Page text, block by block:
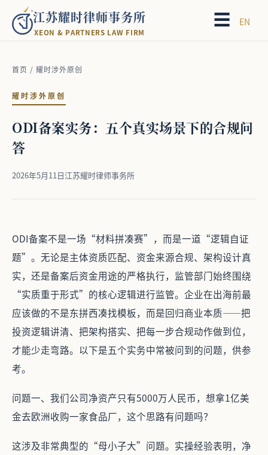
江苏耀时律师事务所
XEON & PARTNERS LAW FIRM
☰ EN
首页 / 耀时涉外原创
耀时涉外原创
ODI备案实务：五个真实场景下的合规问
答
2026年5月11日江苏耀时律师事务所
ODI备案不是一场“材料拼凑赛”，而是一道“逻辑自证
题”。无论是主体资质匹配、资金来源合规、架构设计真
实，还是备案后资金用途的严格执行，监管部门始终围绕
“实质重于形式”的核心逻辑进行监管。企业在出海前最
应该做的不是东拼西凑找模板，而是回归商业本质——把
投资逻辑讲清、把架构搭实、把每一步合规动作做到位，
才能少走弯路。以下是五个实务中常被问到的问题，供参
考。
问题一、我们公司净资产只有5000万人民币，想拿1亿美
金去欧洲收购一家食品厂，这个思路有问题吗？
这涉及非常典型的“母小子大”问题。实操经验表明，净